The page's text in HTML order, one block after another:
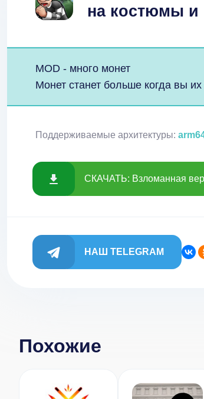
на костюмы и
MOD - много монет
Монет станет больше когда вы их
Поддерживаемые архитектуры:
СКАЧАТЬ: Взломанная
НАШ TELEGRAM
Похожие